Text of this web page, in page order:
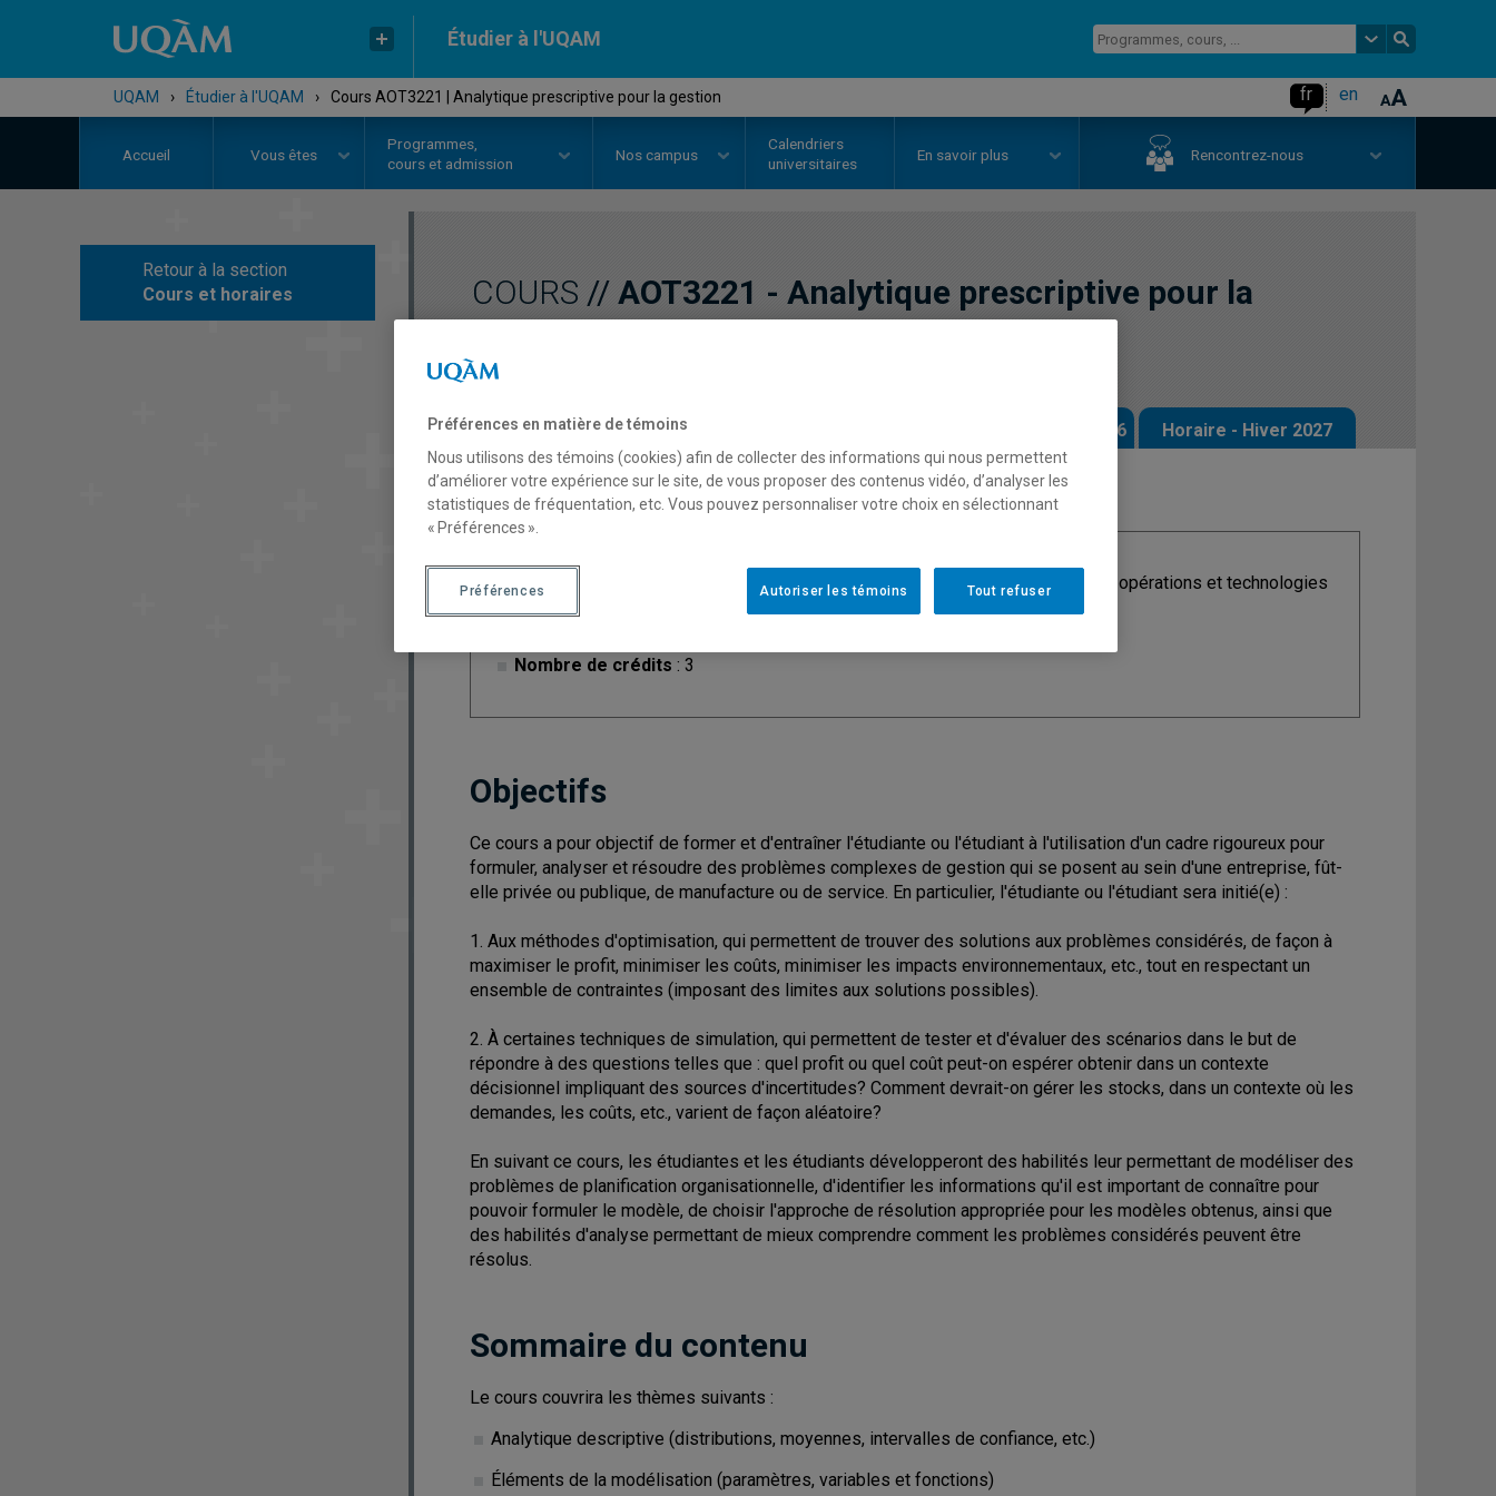
Étudier à l'UQAM
UQAM › Étudier à l'UQAM › Cours AOT3221 | Analytique prescriptive pour la gestion fr en
Accueil Vous êtes
Programmes,
cours et admission
Nos campus
Calendriers
universitaires
En savoir plus Rencontrez-nous
Retour à la section
Cours et horaires
COURS // AOT3221 - Analytique prescriptive pour la
Description Horaire - Automne 2026 Horaire - Hiver 2027
Cycle
Type de cours
Nombre de crédits : 3
Discipline: Analytique, opérations et technologies
Objectifs
Ce cours a pour objectif de former et d'entraîner l'étudiante ou l'étudiant à l'utilisation d'un cadre rigoureux pour
formuler, analyser et résoudre des problèmes complexes de gestion qui se posent au sein d'une entreprise, fût-
elle privée ou publique, de manufacture ou de service. En particulier, l'étudiante ou l'étudiant sera initié(e) :
1. Aux méthodes d'optimisation, qui permettent de trouver des solutions aux problèmes considérés, de façon à
maximiser le profit, minimiser les coûts, minimiser les impacts environnementaux, etc., tout en respectant un
ensemble de contraintes (imposant des limites aux solutions possibles).
2. À certaines techniques de simulation, qui permettent de tester et d'évaluer des scénarios dans le but de
répondre à des questions telles que : quel profit ou quel coût peut-on espérer obtenir dans un contexte
décisionnel impliquant des sources d'incertitudes? Comment devrait-on gérer les stocks, dans un contexte où les
demandes, les coûts, etc., varient de façon aléatoire?
En suivant ce cours, les étudiantes et les étudiants développeront des habilités leur permettant de modéliser des
problèmes de planification organisationnelle, d'identifier les informations qu'il est important de connaître pour
pouvoir formuler le modèle, de choisir l'approche de résolution appropriée pour les modèles obtenus, ainsi que
des habilités d'analyse permettant de mieux comprendre comment les problèmes considérés peuvent être
résolus.
Sommaire du contenu
Le cours couvrira les thèmes suivants :
Analytique descriptive (distributions, moyennes, intervalles de confiance, etc.)
Éléments de la modélisation (paramètres, variables et fonctions)
Préférences en matière de témoins
Nous utilisons des témoins (cookies) afin de collecter des informations qui nous permettent
d’améliorer votre expérience sur le site, de vous proposer des contenus vidéo, d’analyser les
statistiques de fréquentation, etc. Vous pouvez personnaliser votre choix en sélectionnant
« Préférences ».
Tout refuser
Autoriser les témoins
Préférences